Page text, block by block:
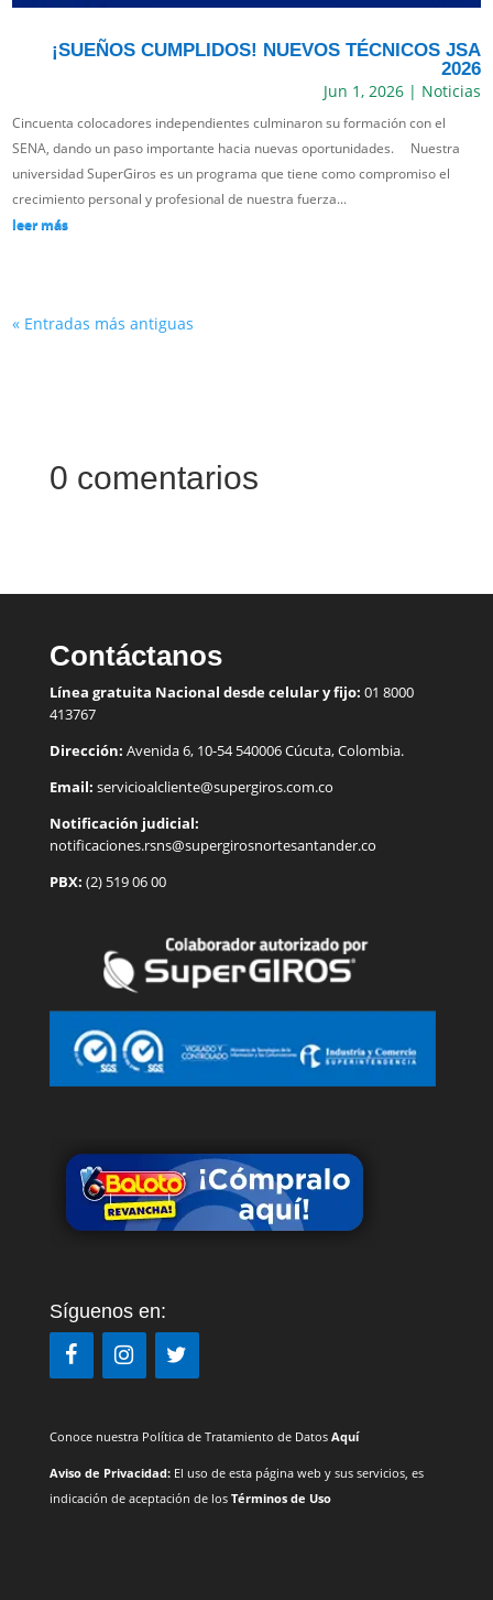
¡SUEÑOS CUMPLIDOS! NUEVOS TÉCNICOS JSA
2026
Jun 1, 2026| Noticias
Cincuenta colocadores independientes culminaron su formación con el
SENA, dando un paso importante hacia nuevas oportunidades. Nuestra
universidad SuperGiros es un programa que tiene como compromiso el
crecimiento personal y profesional de nuestra fuerza...
leer más
« Entradas más antiguas
0 comentarios
Contáctanos
Línea gratuita Nacional desde celular y fijo: 01 8000
413767
Dirección: Avenida 6, 10-54 540006 Cúcuta, Colombia.
Email: servicioalcliente@supergiros.com.co
Notificación judicial:
notificaciones.rsns@supergirosnortesantander.co
PBX: (2) 519 06 00
Síguenos en:
Conoce nuestra Política de Tratamiento de Datos Aquí
Aviso de Privacidad: El uso de esta página web y sus servicios, es
indicación de aceptación de los Términos de Uso